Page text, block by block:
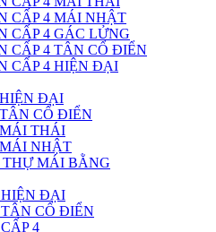
CẤP 4 MÁI NHẬT
CẤP 4 GÁC LỬNG
CẤP 4 TÂN CỔ ĐIỂN
CẤP 4 HIỆN ĐẠI
ĐẠI
CỔ ĐIỂN
THÁI
NHẬT
MÁI BẰNG
ĐẠI
CỔ ĐIỂN
4